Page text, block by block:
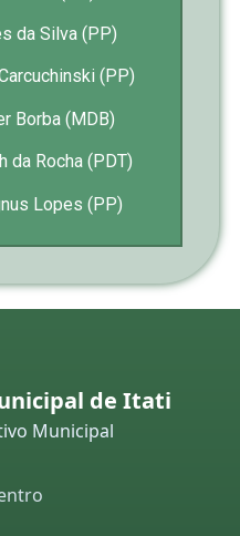
da Silva (PP)
(PP)
Borba (MDB)
da Rocha (PDT)
Lopes (PP)
de Itati
Municipal